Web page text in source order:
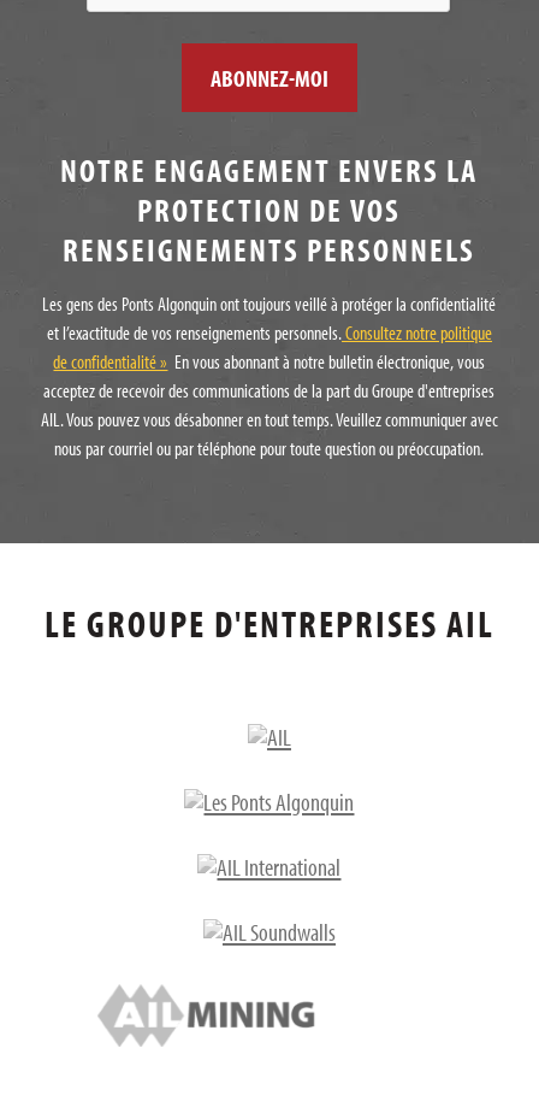
NOTRE ENGAGEMENT ENVERS LA
PROTECTION DE VOS
RENSEIGNEMENTS PERSONNELS
Les gens des Ponts Algonquin ont toujours veillé à protéger la confidentialité
et l’exactitude de vos renseignements personnels.Consultez notre politique
de confidentialité » En vous abonnant à notre bulletin électronique, vous
acceptez de recevoir des communications de la part du Groupe d'entreprises
AIL. Vous pouvez vous désabonner en tout temps. Veuillez communiquer avec
nous par courriel ou par téléphone pour toute question ou préoccupation.
LE GROUPE D'ENTREPRISES AIL